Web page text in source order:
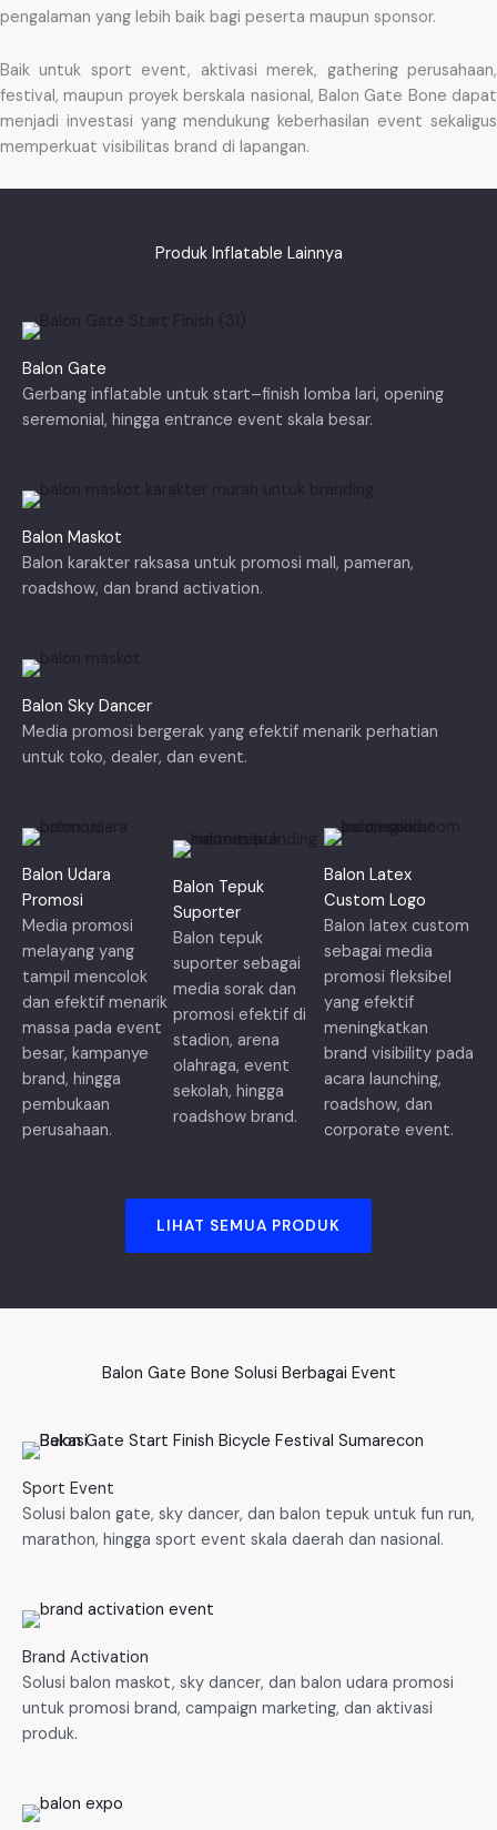
pengalaman yang lebih baik bagi peserta maupun sponsor.
Baik untuk sport event, aktivasi merek, gathering perusahaan,
festival, maupun proyek berskala nasional, Balon Gate Bone dapat
menjadi investasi yang mendukung keberhasilan event sekaligus
memperkuat visibilitas brand di lapangan.
Produk Inflatable Lainnya
Balon Gate
Gerbang inflatable untuk start–finish lomba lari, opening
seremonial, hingga entrance event skala besar.
Balon Maskot
Balon karakter raksasa untuk promosi mall, pameran,
roadshow, dan brand activation.
Balon Sky Dancer
Media promosi bergerak yang efektif menarik perhatian
untuk toko, dealer, dan event.
Balon Udara
Promosi
Media promosi
melayang yang
tampil mencolok
dan efektif menarik
massa pada event
besar, kampanye
brand, hingga
pembukaan
perusahaan.
Balon Tepuk
Suporter
Balon tepuk
suporter sebagai
media sorak dan
promosi efektif di
stadion, arena
olahraga, event
sekolah, hingga
roadshow brand.
Balon Latex
Custom Logo
Balon latex custom
sebagai media
promosi fleksibel
yang efektif
meningkatkan
brand visibility pada
acara launching,
roadshow, dan
corporate event.
LIHAT SEMUA PRODUK
Balon Gate Bone Solusi Berbagai Event
Sport Event
Solusi balon gate, sky dancer, dan balon tepuk untuk fun run,
marathon, hingga sport event skala daerah dan nasional.
Brand Activation
Solusi balon maskot, sky dancer, dan balon udara promosi
untuk promosi brand, campaign marketing, dan aktivasi
produk.